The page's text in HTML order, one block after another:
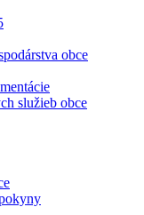
obce
služieb obce